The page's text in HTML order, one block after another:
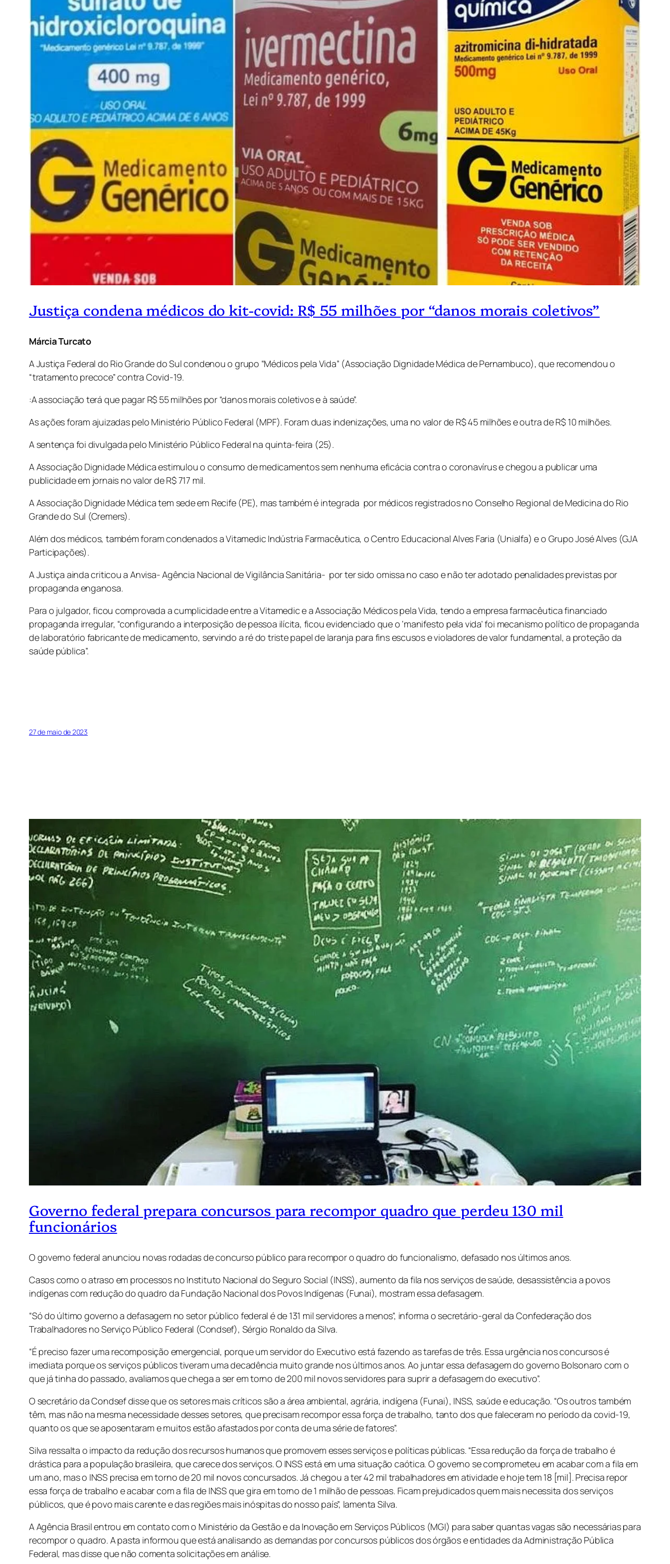
Justiça condena médicos do kit-covid: R$ 55 milhões por “danos morais coletivos”
Márcia Turcato
A Justiça Federal do Rio Grande do Sul condenou o grupo “Médicos pela Vida” (Associação Dignidade Médica de Pernambuco), que recomendou o
“tratamento precoce” contra Covid-19.
:A associação terá que pagar R$ 55 milhões por “danos morais coletivos e à saúde”.
As ações foram ajuizadas pelo Ministério Público Federal (MPF). Foram duas indenizações, uma no valor de R$ 45 milhões e outra de R$ 10 milhões.
A sentença foi divulgada pelo Ministério Público Federal na quinta-feira (25).
A Associação Dignidade Médica estimulou o consumo de medicamentos sem nenhuma eficácia contra o coronavírus e chegou a publicar uma
publicidade em jornais no valor de R$ 717 mil.
A Associação Dignidade Médica tem sede em Recife (PE), mas também é integrada por médicos registrados no Conselho Regional de Medicina do Rio
Grande do Sul (Cremers).
Além dos médicos, também foram condenados a Vitamedic Indústria Farmacêutica, o Centro Educacional Alves Faria (Unialfa) e o Grupo José Alves (GJA
Participações).
A Justiça ainda criticou a Anvisa- Agência Nacional de Vigilância Sanitária- por ter sido omissa no caso e não ter adotado penalidades previstas por
propaganda enganosa.
Para o julgador, ficou comprovada a cumplicidade entre a Vitamedic e a Associação Médicos pela Vida, tendo a empresa farmacêutica financiado
propaganda irregular, “configurando a interposição de pessoa ilícita, ficou evidenciado que o ‘manifesto pela vida’ foi mecanismo político de propaganda
de laboratório fabricante de medicamento, servindo a ré do triste papel de laranja para fins escusos e violadores de valor fundamental, a proteção da
saúde pública”.
27 de maio de 2023
Governo federal prepara concursos para recompor quadro que perdeu 130 mil
funcionários
O governo federal anunciou novas rodadas de concurso público para recompor o quadro do funcionalismo, defasado nos últimos anos.
Casos como o atraso em processos no Instituto Nacional do Seguro Social (INSS), aumento da fila nos serviços de saúde, desassistência a povos
indígenas com redução do quadro da Fundação Nacional dos Povos Indígenas (Funai), mostram essa defasagem.
“Só do último governo a defasagem no setor público federal é de 131 mil servidores a menos”, informa o secretário-geral da Confederação dos
Trabalhadores no Serviço Público Federal (Condsef), Sérgio Ronaldo da Silva.
“É preciso fazer uma recomposição emergencial, porque um servidor do Executivo está fazendo as tarefas de três. Essa urgência nos concursos é
imediata porque os serviços públicos tiveram uma decadência muito grande nos últimos anos. Ao juntar essa defasagem do governo Bolsonaro com o
que já tinha do passado, avaliamos que chega a ser em torno de 200 mil novos servidores para suprir a defasagem do executivo”.
O secretário da Condsef disse que os setores mais críticos são a área ambiental, agrária, indígena (Funai), INSS, saúde e educação. “Os outros também
têm, mas não na mesma necessidade desses setores, que precisam recompor essa força de trabalho, tanto dos que faleceram no período da covid-19,
quanto os que se aposentaram e muitos estão afastados por conta de uma série de fatores”.
Silva ressalta o impacto da redução dos recursos humanos que promovem esses serviços e políticas públicas. “Essa redução da força de trabalho é
drástica para a população brasileira, que carece dos serviços. O INSS está em uma situação caótica. O governo se comprometeu em acabar com a fila em
um ano, mas o INSS precisa em torno de 20 mil novos concursados. Já chegou a ter 42 mil trabalhadores em atividade e hoje tem 18 [mil]. Precisa repor
essa força de trabalho e acabar com a fila de INSS que gira em torno de 1 milhão de pessoas. Ficam prejudicados quem mais necessita dos serviços
públicos, que é povo mais carente e das regiões mais inóspitas do nosso país”, lamenta Silva.
A Agência Brasil entrou em contato com o Ministério da Gestão e da Inovação em Serviços Públicos (MGI) para saber quantas vagas são necessárias para
recompor o quadro. A pasta informou que está analisando as demandas por concursos públicos dos órgãos e entidades da Administração Pública
Federal, mas disse que não comenta solicitações em análise.